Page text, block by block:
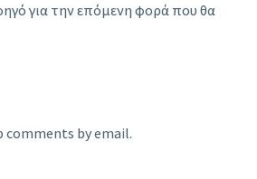
για την επόμενη φορά που θα
by email.